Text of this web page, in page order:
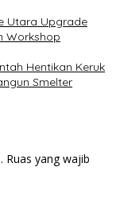
Utara Upgrade
Workshop
Hentikan Keruk
Smelter
Ruas yang wajib